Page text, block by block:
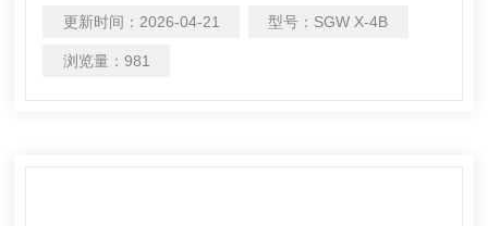
片法（热台法）测定。
更新时间： 2026-04-21 型号： SGW X-4B
浏览量： 981